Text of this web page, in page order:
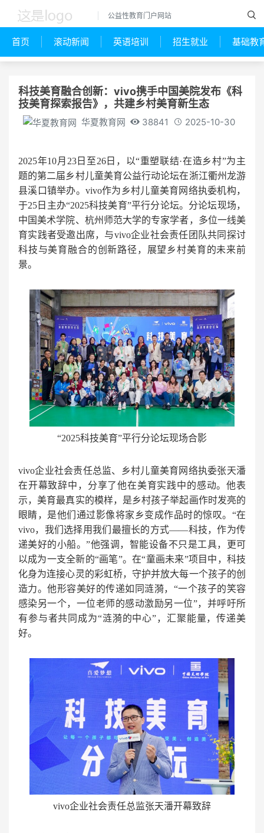
公益性教育门户网站
首页 滚动新闻 英语培训 招生就业 基础教
科技美育融合创新：vivo携手中国美院发布《科
技美育探索报告》，共建乡村美育新生态
华夏教育网 38841 2025-10-30
2025年10月23日至26日，以“重塑联结·在造乡村”为主
题的第二届乡村儿童美育公益行动论坛在浙江衢州龙游
县溪口镇举办。vivo作为乡村儿童美育网络执委机构，
于25日主办“2025科技美育”平行分论坛。分论坛现场，
中国美术学院、杭州师范大学的专家学者，多位一线美
育实践者受邀出席，与vivo企业社会责任团队共同探讨
科技与美育融合的创新路径，展望乡村美育的未来前
景。
“2025科技美育”平行分论坛现场合影
vivo企业社会责任总监、乡村儿童美育网络执委张天潘
在开幕致辞中，分享了他在美育实践中的感动。他表
示，美育最真实的模样，是乡村孩子举起画作时发亮的
眼睛，是他们通过影像将家乡变成作品时的惊叹。“在
vivo，我们选择用我们最擅长的方式——科技，作为传
递美好的小船。”他强调，智能设备不只是工具，更可
以成为一支全新的“画笔”。在“童画未来”项目中，科技
化身为连接心灵的彩虹桥，守护并放大每一个孩子的创
造力。他形容美好的传递如同涟漪，“一个孩子的笑容
感染另一个，一位老师的感动激励另一位”，并呼吁所
有参与者共同成为“涟漪的中心”，汇聚能量，传递美
好。
vivo企业社会责任总监张天潘开幕致辞